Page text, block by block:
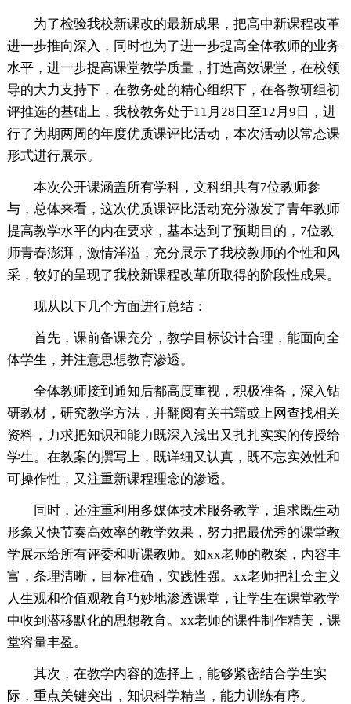
为了检验我校新课改的最新成果，把高中新课程改革
进一步推向深入，同时也为了进一步提高全体教师的业务
水平，进一步提高课堂教学质量，打造高效课堂，在校领
导的大力支持下，在教务处的精心组织下，在各教研组初
评推选的基础上，我校教务处于11月28日至12月9日，进
行了为期两周的年度优质课评比活动，本次活动以常态课
形式进行展示。
本次公开课涵盖所有学科，文科组共有7位教师参
与，总体来看，这次优质课评比活动充分激发了青年教师
提高教学水平的内在要求，基本达到了预期目的，7位教
师青春澎湃，激情洋溢，充分展示了我校教师的个性和风
采，较好的呈现了我校新课程改革所取得的阶段性成果。
现从以下几个方面进行总结：
首先，课前备课充分，教学目标设计合理，能面向全
体学生，并注意思想教育渗透。
全体教师接到通知后都高度重视，积极准备，深入钻
研教材，研究教学方法，并翻阅有关书籍或上网查找相关
资料，力求把知识和能力既深入浅出又扎扎实实的传授给
学生。在教案的撰写上，既详细又认真，既不忘实效性和
可操作性，又注重新课程理念的渗透。
同时，还注重利用多媒体技术服务教学，追求既生动
形象又快节奏高效率的教学效果，努力把最优秀的课堂教
学展示给所有评委和听课教师。如xx老师的教案，内容丰
富，条理清晰，目标准确，实践性强。xx老师把社会主义
人生观和价值观教育巧妙地渗透课堂，让学生在课堂教学
中收到潜移默化的思想教育。xx老师的课件制作精美，课
堂容量丰盈。
其次，在教学内容的选择上，能够紧密结合学生实
际，重点关键突出，知识科学精当，能力训练有序。